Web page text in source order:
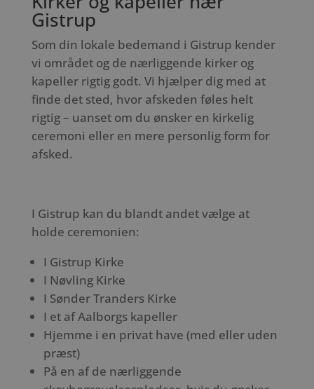
Gistrup
Som din lokale bedemand i Gistrup kender
vi området og de nærliggende kirker og
kapeller rigtig godt. Vi hjælper dig med at
finde det sted, hvor afskeden føles helt
rigtig – uanset om du ønsker en kirkelig
ceremoni eller en mere personlig form for
afsked.
I Gistrup kan du blandt andet vælge at
holde ceremonien:
I Gistrup Kirke
I Nøvling Kirke
I Sønder Tranders Kirke
I et af Aalborgs kapeller
Hjemme i en privat have (med eller uden
præst)
På en af de nærliggende